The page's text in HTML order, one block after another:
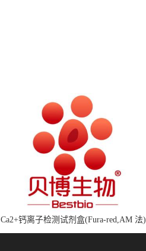
Ca2+钙离子检测试剂盒(Fura-red,AM 法)